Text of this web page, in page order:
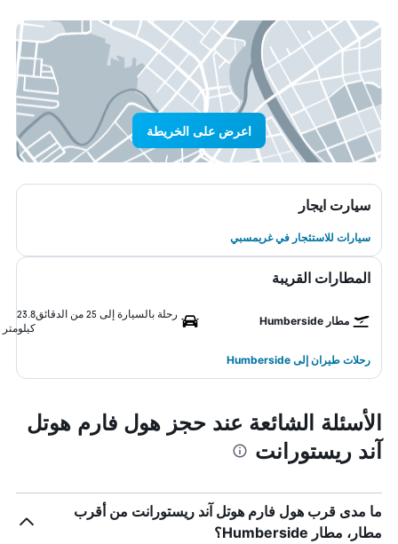
اعرض على الخريطة
سيارت ايجار
سيارات للاستئجار في غريمسبي
المطارات القريبة
مطار Humberside
رحلة بالسيارة إلى 25 من الدقائق
23.8
كيلومتر
رحلات طيران إلى Humberside
الأسئلة الشائعة عند حجز هول فارم هوتل
آند ريستورانت
ما مدى قرب هول فارم هوتل آند ريستورانت من أقرب
مطار، مطار Humberside؟